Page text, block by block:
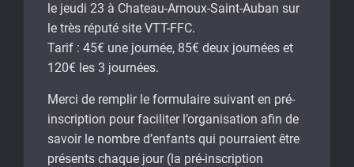
le jeudi 23 à Chateau-Arnoux-Saint-Auban sur
le très réputé site VTT-FFC.
Tarif : 45€ une journée, 85€ deux journées et
120€ les 3 journées.
Merci de remplir le formulaire suivant en pré-
inscription pour faciliter l’organisation afin de
savoir le nombre d’enfants qui pourraient être
présents chaque jour (la pré-inscription